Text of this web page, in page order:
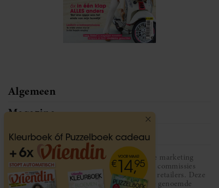
Algemeen
Magazine
Service
Vriendin participeert in diverse affiliate marketing
programma’s, dat houdt in dat Vriendin commissies
ontvangt voor aankopen middels links van retailers. Deze
website wordt niet gesponsord door de genoemde